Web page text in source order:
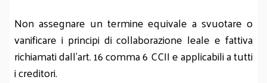
Non assegnare un termine equivale a svuotare o
vanificare i principi di collaborazione leale e fattiva
richiamati dall’art. 16 comma 6 CCII e applicabili a tutti
i creditori.